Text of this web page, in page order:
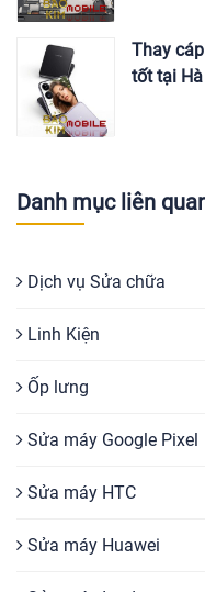
Thay
tốt tại
Danh mục liên
Dịch vụ Sửa chữa
Linh Kiện
Ốp lưng
Sửa máy Google Pixel
Sửa máy HTC
Sửa máy Huawei